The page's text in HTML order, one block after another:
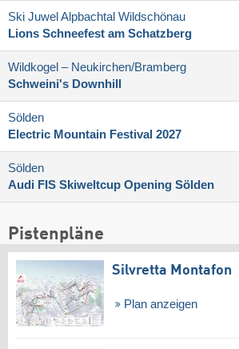
Ski Juwel Alpbachtal Wildschönau
Lions Schneefest am Schatzberg
Wildkogel – Neukirchen/​Bramberg
Schweini's Downhill
Sölden
Electric Mountain Festival 2027
Sölden
Audi FIS Skiweltcup Opening Sölden
Pistenpläne
Silvretta Montafon
Plan anzeigen